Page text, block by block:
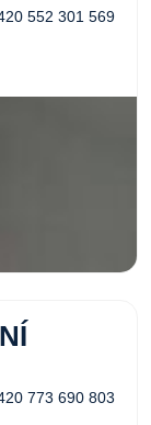
552 301 569
773 690 803